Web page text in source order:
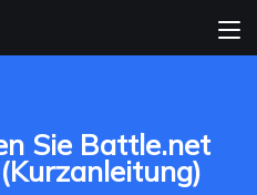
Sie Battle.net